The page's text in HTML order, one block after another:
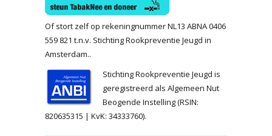
Of stort zelf op rekeningnummer NL13 ABNA 0406
559 821 t.n.v. Stichting Rookpreventie Jeugd in
Amsterdam..
Stichting Rookpreventie Jeugd is
geregistreerd als Algemeen Nut
Beogende Instelling (RSIN:
820635315 | KvK: 34333760).